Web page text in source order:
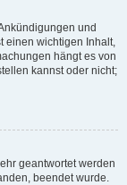
und
einen wichtigen Inhalt,
hängt es von
kannst oder nicht;
geantwortet werden
beendet wurde.